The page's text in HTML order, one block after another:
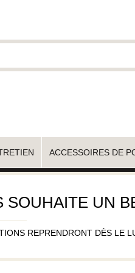
ACCESSOIRES DE
UN
REPRENDRONT DÈS LE